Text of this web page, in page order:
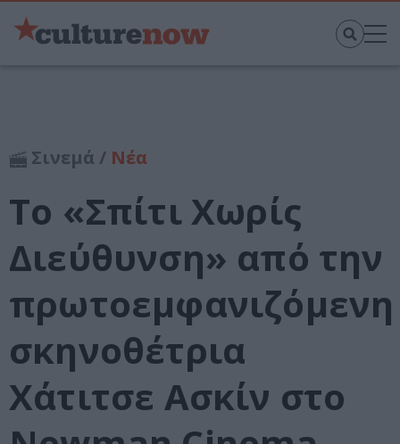
Σινεμά / Νέα
Το «Σπίτι Χωρίς
Διεύθυνση» από την
πρωτοεμφανιζόμενη
σκηνοθέτρια
Χάτιτσε Ασκίν στο